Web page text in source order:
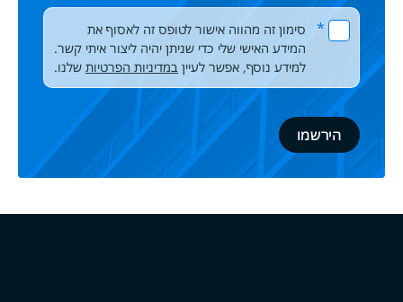
Please leave this field empty.
*
סימון זה מהווה אישור לטופס זה לאסוף את
המידע האישי שלי כדי שניתן יהיה ליצור איתי קשר.
למידע נוסף, אפשר לעיין במדיניות הפרטיות שלנו.